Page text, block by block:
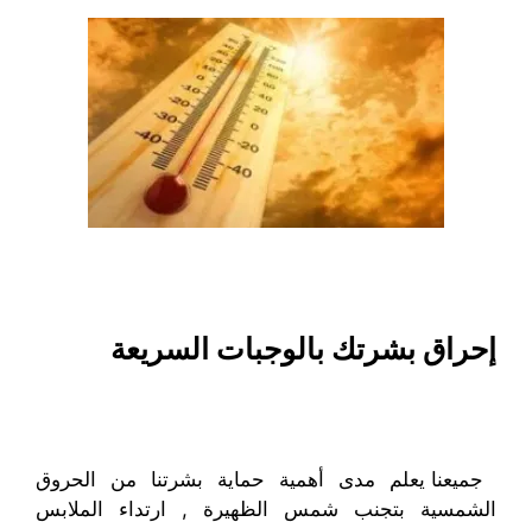
إحراق بشرتك بالوجبات السريعة
جميعنا يعلم مدى أهمية حماية بشرتنا من الحروق
الشمسية بتجنب شمس الظهيرة , ارتداء الملابس